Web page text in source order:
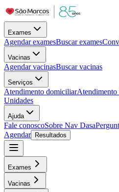
Exames
Agendar examesBuscar exames
Vacinas
Agendar vacinasBuscar vacinas
Serviços
Atendimento domiciliar
Unidades
Ajuda
Fale conoscoSobre Nav Dasa
Agendar
Resultados
Exames
Vacinas